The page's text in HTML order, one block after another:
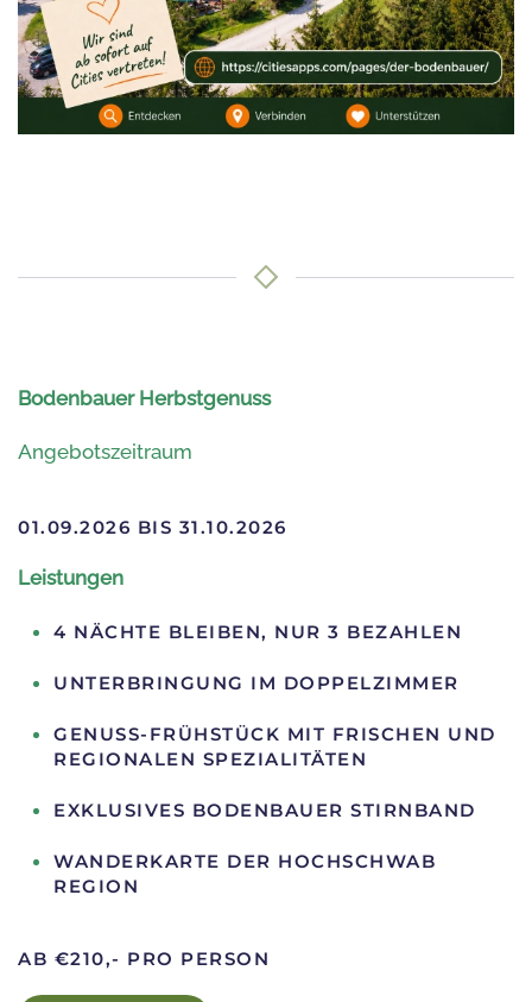
Bodenbauer Herbstgenuss
Angebotszeitraum
01.09.2026 BIS 31.10.2026
Leistungen
4 NÄCHTE BLEIBEN, NUR 3 BEZAHLEN
UNTERBRINGUNG IM DOPPELZIMMER
GENUSS-FRÜHSTÜCK MIT FRISCHEN UND
REGIONALEN SPEZIALITÄTEN
EXKLUSIVES BODENBAUER STIRNBAND
WANDERKARTE DER HOCHSCHWAB
REGION
AB €210,- PRO PERSON